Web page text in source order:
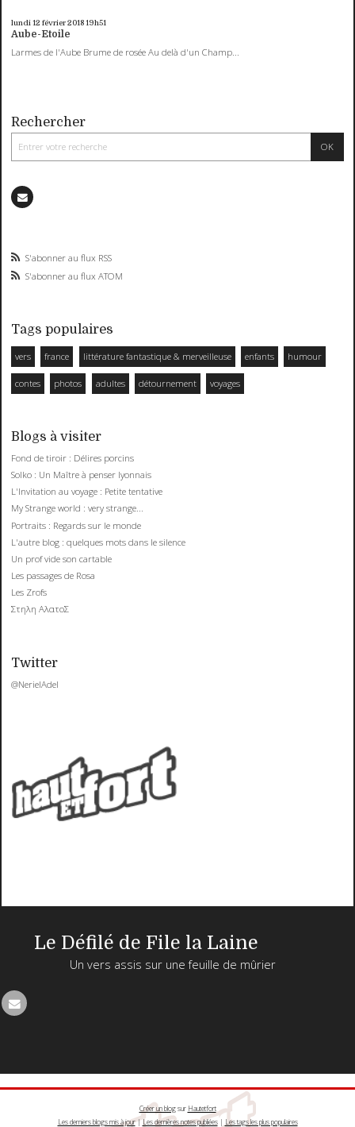
lundi 12 février 201819h51
Aube-Etoile
Larmes de l'Aube Brume de rosée Au delà d'un Champ...
Rechercher
S'abonner au flux RSS
S'abonner au flux ATOM
Tags populaires
vers france littérature fantastique & merveilleuse enfants humour
contes photos adultes détournement voyages
Blogs à visiter
Fond de tiroir : Délires porcins
Solko : Un Maître à penser lyonnais
L'Invitation au voyage : Petite tentative
My Strange world : very strange...
Portraits : Regards sur le monde
L'autre blog : quelques mots dans le silence
Un prof vide son cartable
Les passages de Rosa
Les Zrofs
Στηλη ΑλατοΣ
Twitter
@NerielAdel
Le Défilé de File la Laine
Un vers assis sur une feuille de mûrier
Créer un blogsur Hautetfort
Les derniers blogs mis à jour|Les dernières notes publiées| Les tags les plus populaires